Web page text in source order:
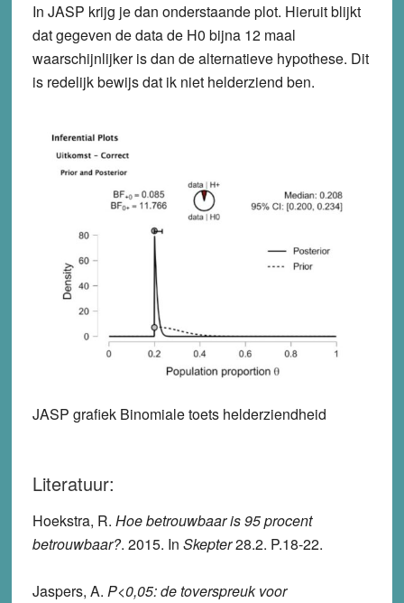
In JASP krijg je dan onderstaande plot. Hieruit blijkt
dat gegeven de data de H0 bijna 12 maal
waarschijnlijker is dan de alternatieve hypothese. Dit
is redelijk bewijs dat ik niet helderziend ben.
JASP grafiek Binomiale toets helderziendheid
Literatuur:
Hoekstra, R. Hoe betrouwbaar is 95 procent
betrouwbaar?. 2015. In Skepter28.2. P.18-22.
Jaspers, A. P<0,05: de toverspreuk voor